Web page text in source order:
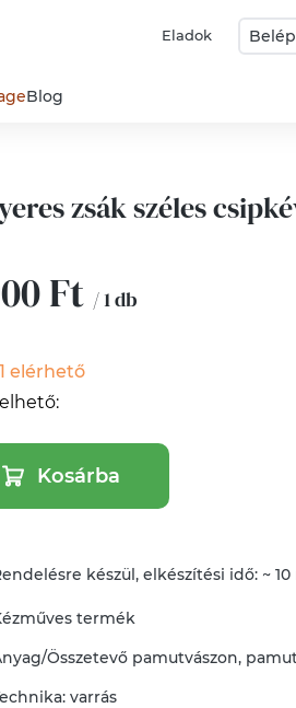
Eladok
Blog
zsák széles
Ft / 1 db
elérhető
Kosárba
készül, elkészítési idő: ~
termék
Összetevő pamutvászon,
varrás